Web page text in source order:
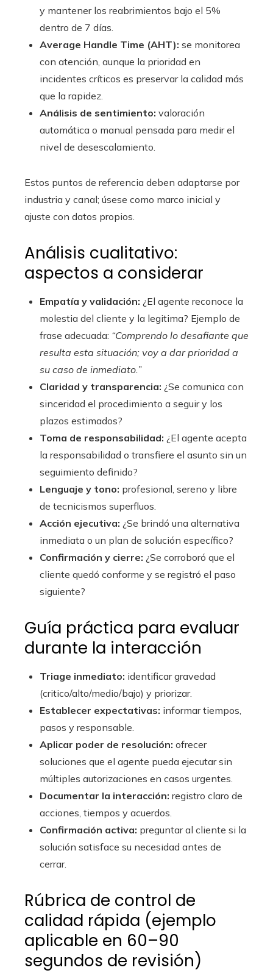
y mantener los reabrimientos bajo el 5%
dentro de 7 días.
Average Handle Time (AHT): se monitorea
con atención, aunque la prioridad en
incidentes críticos es preservar la calidad más
que la rapidez.
Análisis de sentimiento: valoración
automática o manual pensada para medir el
nivel de desescalamiento.
Estos puntos de referencia deben adaptarse por
industria y canal; úsese como marco inicial y
ajuste con datos propios.
Análisis cualitativo:
aspectos a considerar
Empatía y validación: ¿El agente reconoce la
molestia del cliente y la legitima? Ejemplo de
frase adecuada: “Comprendo lo desafiante que
resulta esta situación; voy a dar prioridad a
su caso de inmediato.”
Claridad y transparencia: ¿Se comunica con
sinceridad el procedimiento a seguir y los
plazos estimados?
Toma de responsabilidad: ¿El agente acepta
la responsabilidad o transfiere el asunto sin un
seguimiento definido?
Lenguaje y tono: profesional, sereno y libre
de tecnicismos superfluos.
Acción ejecutiva: ¿Se brindó una alternativa
inmediata o un plan de solución específico?
Confirmación y cierre: ¿Se corroboró que el
cliente quedó conforme y se registró el paso
siguiente?
Guía práctica para evaluar
durante la interacción
Triage inmediato: identificar gravedad
(critico/alto/medio/bajo) y priorizar.
Establecer expectativas: informar tiempos,
pasos y responsable.
Aplicar poder de resolución: ofrecer
soluciones que el agente pueda ejecutar sin
múltiples autorizaciones en casos urgentes.
Documentar la interacción: registro claro de
acciones, tiempos y acuerdos.
Confirmación activa: preguntar al cliente si la
solución satisface su necesidad antes de
cerrar.
Rúbrica de control de
calidad rápida (ejemplo
aplicable en 60–90
segundos de revisión)